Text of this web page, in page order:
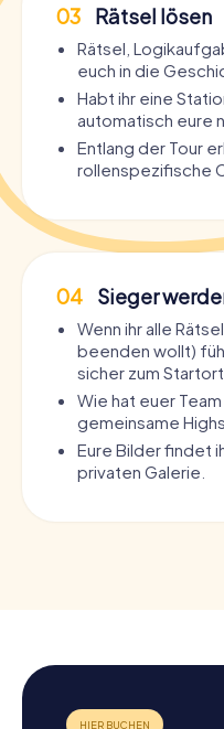
03 Rätsel lösen
Rätsel,
euch in die
Habt ihr eine
automatisch eure
Entlang der Tour
rollenspezifische
04 Sieger
Wenn ihr alle
beenden wollt)
sicher zum Startort.
Wie hat euer
gemeinsame
Eure Bilder findet
privaten Galerie.